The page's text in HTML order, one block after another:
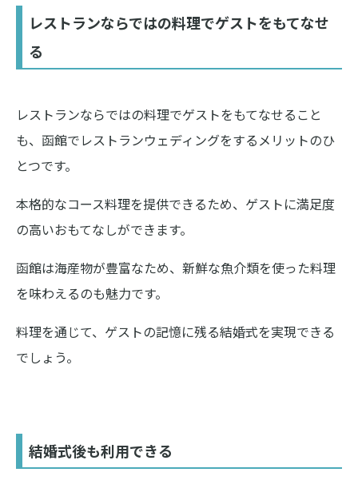
レストランならではの料理でゲストをもてなせ
る
レストランならではの料理でゲストをもてなせること
も、函館でレストランウェディングをするメリットのひ
とつです。
本格的なコース料理を提供できるため、ゲストに満足度
の高いおもてなしができます。
函館は海産物が豊富なため、新鮮な魚介類を使った料理
を味わえるのも魅力です。
料理を通じて、ゲストの記憶に残る結婚式を実現できる
でしょう。
結婚式後も利用できる